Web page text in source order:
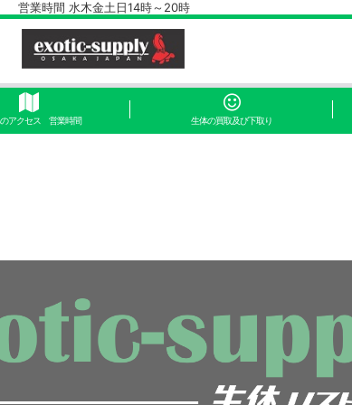
時間 水木金土日14時～20時
のアクセス 営業時間 生体の買取及び下取り